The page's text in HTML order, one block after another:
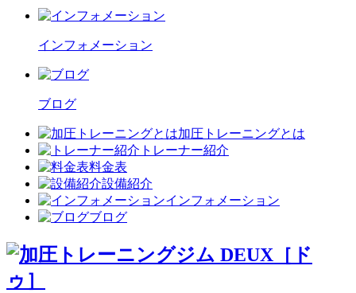
インフォメーション
ブログ
加圧トレーニングとは
トレーナー紹介
料金表
設備紹介
インフォメーション
ブログ